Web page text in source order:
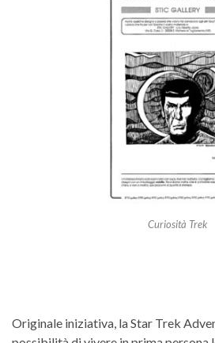
Curiosità Trek
Originale iniziativa, la Star Trek